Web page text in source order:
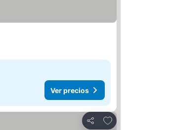
Ver precios
Compartir
Agregar a favoritos